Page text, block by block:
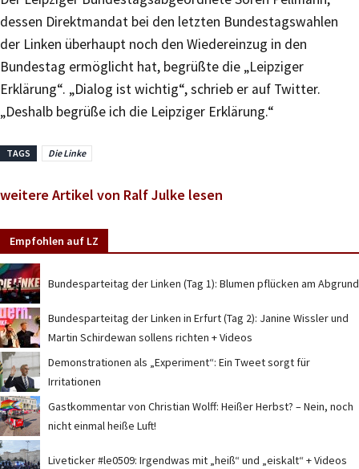
dessen Direktmandat bei den letzten Bundestagswahlen
der Linken überhaupt noch den Wiedereinzug in den
Bundestag ermöglicht hat, begrüßte die „Leipziger
Erklärung“. „Dialog ist wichtig“, schrieb er auf Twitter.
„Deshalb begrüße ich die Leipziger Erklärung.“
TAGS Die Linke
weitere Artikel von Ralf Julke lesen
Empfohlen auf LZ
Bundesparteitag der Linken (Tag 1): Blumen pflücken am Abgrund
Bundesparteitag der Linken in Erfurt (Tag 2): Janine Wissler und
Martin Schirdewan sollens richten + Videos
Demonstrationen als „Experiment“: Ein Tweet sorgt für
Irritationen
Gastkommentar von Christian Wolff: Heißer Herbst? – Nein, noch
nicht einmal heiße Luft!
Liveticker #le0509: Irgendwas mit „heiß“ und „eiskalt“ + Videos